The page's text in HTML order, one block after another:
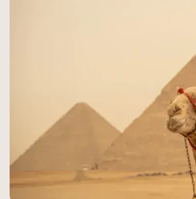
necrópolis de Giza, cerca de
forma parte de un complejo
incluye las legendarias
un paisaje arqueológico sin
construcción demandó un
extraordinario y una visión
Los antiguos egipcios
viva del desierto en una
fuerza del león con la
simbolizando el poder